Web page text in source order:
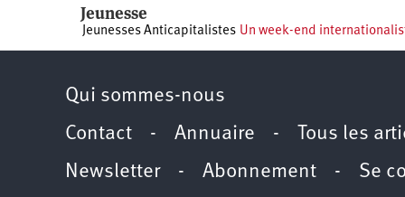
Jeunesse
Jeunesses Anticapitalistes Un week-end
Qui sommes-nous
Contact - Annuaire - Tous les
Newsletter- Abonnement - Se